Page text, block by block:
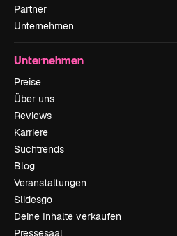
Partner
Unternehmen
Unternehmen
Preise
Über uns
Reviews
Karriere
Suchtrends
Blog
Veranstaltungen
Slidesgo
Deine Inhalte verkaufen
Pressesaal